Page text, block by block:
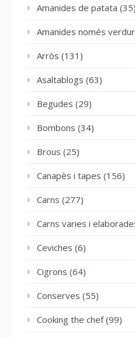
Amanides de patata (35)
Amanides només
Arròs (131)
Asaltablogs (63)
Begudes (29)
Bombons (34)
Brous (25)
Canapès i tapes (156)
Carns (277)
Carns varies i
Ceviches (6)
Cigrons (64)
Conserves (55)
Cooking the chef(99)